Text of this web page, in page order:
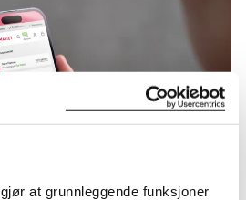
gjør at grunnleggende funksjoner